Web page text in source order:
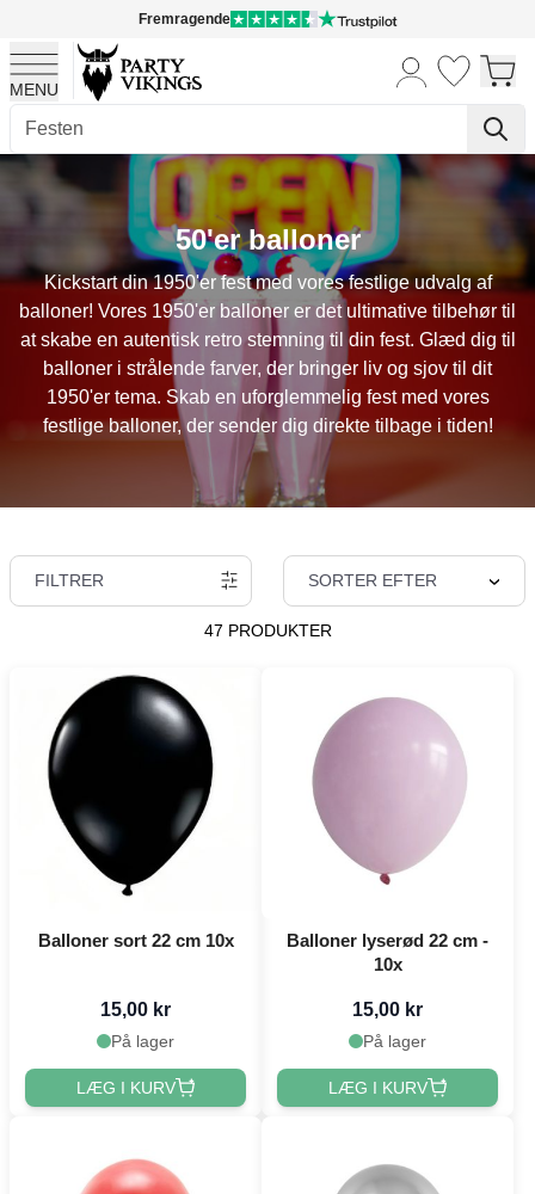
Fremragende
MENU
Skip to Content
50'er balloner
Kickstart din 1950'er fest med vores festlige udvalg af
balloner! Vores 1950'er balloner er det ultimative tilbehør til
at skabe en autentisk retro stemning til din fest. Glæd dig til
balloner i strålende farver, der bringer liv og sjov til dit
1950'er tema. Skab en uforglemmelig fest med vores
festlige balloner, der sender dig direkte tilbage i tiden!
FILTRER SORTER EFTER
47 PRODUKTER
Balloner sort 22 cm 10x
15,00 kr
På lager
LÆG I KURV
Balloner lyserød 22 cm -
10x
15,00 kr
På lager
LÆG I KURV